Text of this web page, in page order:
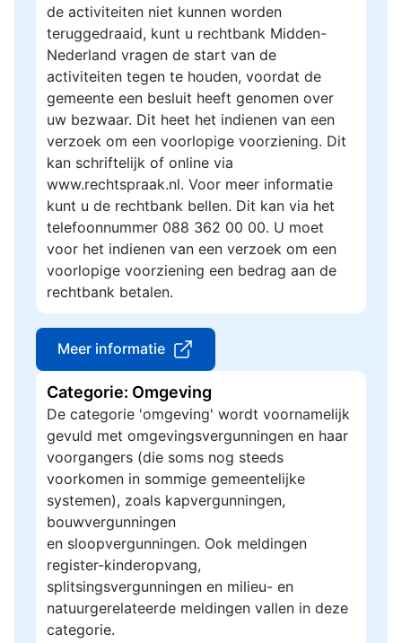
de activiteiten niet kunnen worden
teruggedraaid, kunt u rechtbank Midden-
Nederland vragen de start van de
activiteiten tegen te houden, voordat de
gemeente een besluit heeft genomen over
uw bezwaar. Dit heet het indienen van een
verzoek om een voorlopige voorziening. Dit
kan schriftelijk of online via
www.rechtspraak.nl. Voor meer informatie
kunt u de rechtbank bellen. Dit kan via het
telefoonnummer 088 362 00 00. U moet
voor het indienen van een verzoek om een
voorlopige voorziening een bedrag aan de
rechtbank betalen.
Meer informatie
Categorie: Omgeving
De categorie 'omgeving' wordt voornamelijk
gevuld met omgevingsvergunningen en haar
voorgangers (die soms nog steeds
voorkomen in sommige gemeentelijke
systemen), zoals kapvergunningen,
bouwvergunningen
en sloopvergunningen. Ook meldingen
register-kinderopvang,
splitsingsvergunningen en milieu- en
natuurgerelateerde meldingen vallen in deze
categorie.